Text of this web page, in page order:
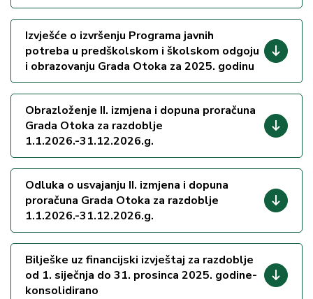
Izvješće o izvršenju Programa javnih
potreba u predškolskom i školskom odgoju
i obrazovanju Grada Otoka za 2025. godinu
Obrazloženje II. izmjena i dopuna proračuna
Grada Otoka za razdoblje
1.1.2026.-31.12.2026.g.
Odluka o usvajanju II. izmjena i dopuna
proračuna Grada Otoka za razdoblje
1.1.2026.-31.12.2026.g.
Bilješke uz financijski izvještaj za razdoblje
od 1. siječnja do 31. prosinca 2025. godine-
konsolidirano